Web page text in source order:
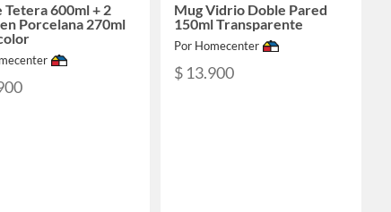
Tetera 600ml + 2
Porcelana 270ml
Mug Vidrio Doble Pared
150ml Transparente
Por Homecenter
$ 13.900